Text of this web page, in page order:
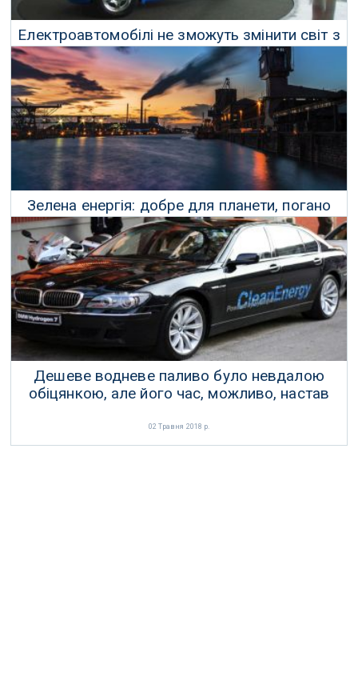
Електроавтомобілі не зможуть змінити світ з
такими продажами
04 Червня 2018 р.
Зелена енергія: добре для планети, погано
для шахтарів
10 Травня 2018 р.
Дешеве водневе паливо було невдалою
обіцянкою, але його час, можливо, настав
02 Травня 2018 р.